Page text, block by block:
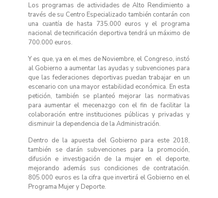
Los programas de actividades de Alto Rendimiento a
través de su Centro Especializado también contarán con
una cuantía de hasta 735.000 euros y el programa
nacional de tecnificación deportiva tendrá un máximo de
700.000 euros.
Y es que, ya en el mes de Noviembre, el Congreso, instó
al Gobierno a aumentar las ayudas y subvenciones para
que las federaciones deportivas puedan trabajar en un
escenario con una mayor estabilidad económica. En esta
petición, también se planteó mejorar las normativas
para aumentar el mecenazgo con el fin de facilitar la
colaboración entre instituciones públicas y privadas y
disminuir la dependencia de la Administración.
Dentro de la apuesta del Gobierno para este 2018,
también se darán subvenciones para la promoción,
difusión e investigación de la mujer en el deporte,
mejorando además sus condiciones de contratación.
805.000 euros es la cifra que invertirá el Gobierno en el
Programa Mujer y Deporte.